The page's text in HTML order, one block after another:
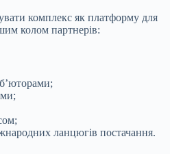
комплекс як платформу для
колом партнерів:
ланцюгів постачання.